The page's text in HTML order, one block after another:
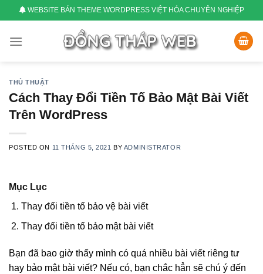
to
content
WEBSITE BÁN THEME WORDPRESS VIỆT HÓA CHUYÊN NGHIỆP
THỦ THUẬT
Cách Thay Đổi Tiền Tố Bảo Mật Bài Viết
Trên WordPress
POSTED ON 11 THÁNG 5, 2021 BY ADMINISTRATOR
Mục Lục
Thay đổi tiền tố bảo vệ bài viết
Thay đổi tiền tố bảo mật bài viết
Bạn đã bao giờ thấy mình có quá nhiều bài viết riêng tư
hay bảo mật bài viết? Nếu có, bạn chắc hẳn sẽ chú ý đến